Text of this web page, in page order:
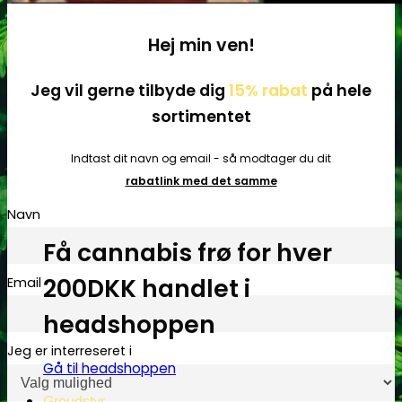
Få cannabis frø for hver
200DKK handlet i
headshoppen
Gå til headshoppen
Hej min ven!
Jeg vil gerne tilbyde dig 15% rabat på hele
sortimentet
Indtast dit navn og email - så modtager du dit
rabatlink med det samme
Navn
Email
Jeg er interreseret i